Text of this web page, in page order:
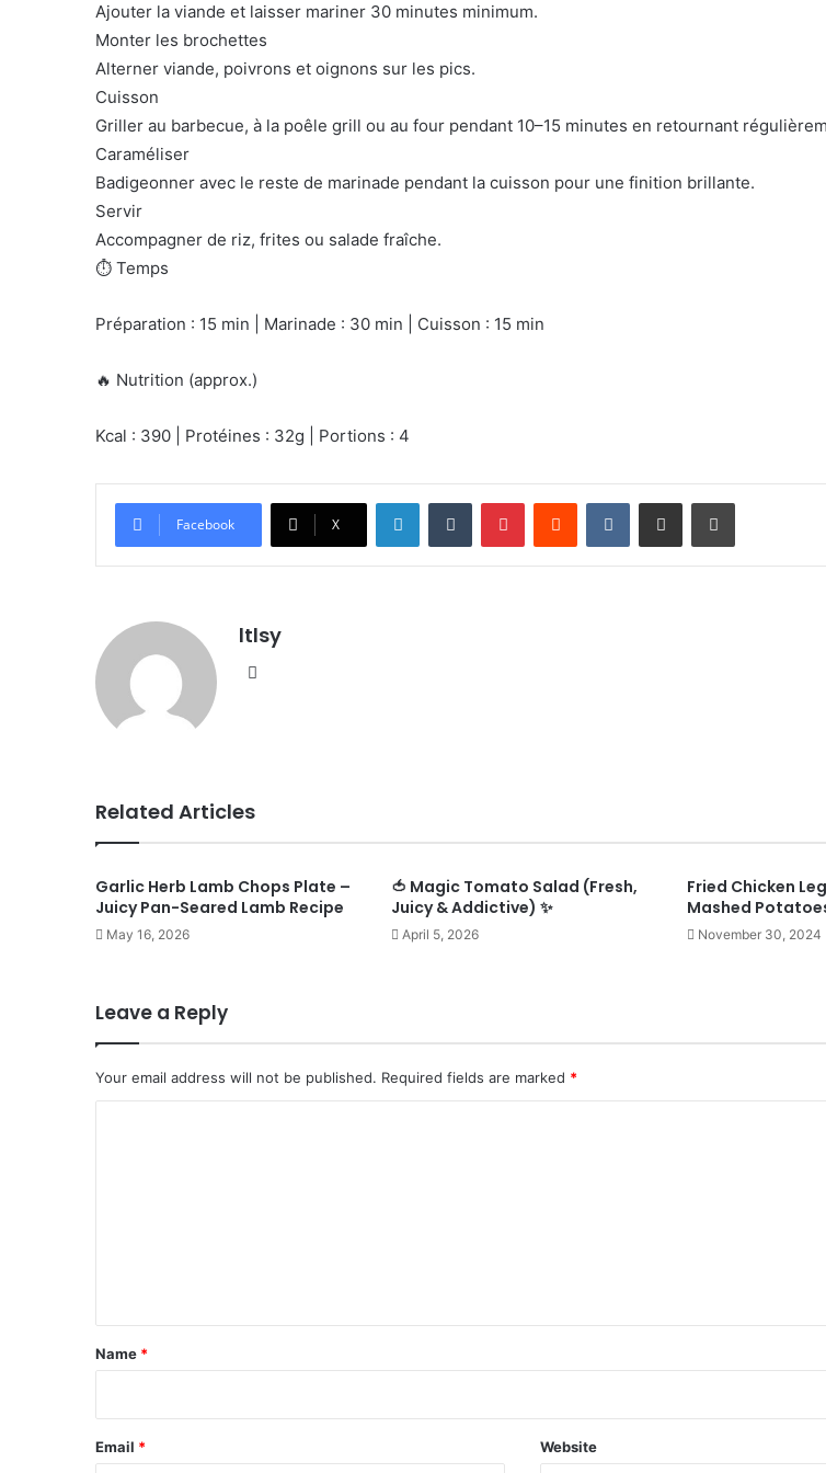
Ajouter la viande et laisser mariner 30 minutes minimum.
Monter les brochettes
Alterner viande, poivrons et oignons sur les pics.
Cuisson
Griller au barbecue, à la poêle grill ou au four pendant 10–15 minutes en retournant
Caraméliser
Badigeonner avec le reste de marinade pendant la cuisson pour une finition brillante.
Servir
Accompagner de riz, frites ou salade fraîche.
⏱️ Temps
Préparation : 15 min | Marinade : 30 min | Cuisson : 15 min
🔥 Nutrition (approx.)
Kcal : 390 | Protéines : 32g | Portions : 4
Facebook X
LinkedInTumblr PinterestReddit VKontakteShare via Email Print
ltlsy
Related Articles
Garlic Herb Lamb Chops Plate –
Juicy Pan-Seared Lamb Recipe
May 16, 2026
🍅 Magic Tomato Salad (Fresh,
Juicy & Addictive) ✨
April 5, 2026
Fried Chicken
Mashed
November 30, 2024
Leave a Reply
Your email address will not be published. Required fields are marked *
*
Name *
Email * Website